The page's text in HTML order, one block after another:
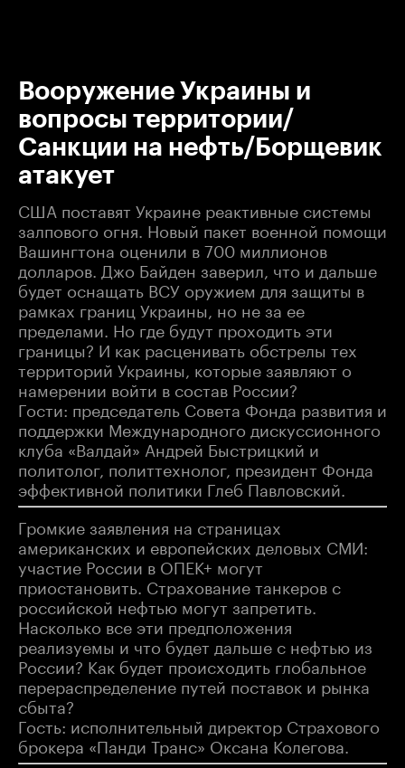
Вооружение Украины и
вопросы территории/
Санкции на нефть/Борщевик
атакует
США поставят Украине реактивные системы
залпового огня. Новый пакет военной помощи
Вашингтона оценили в 700 миллионов
долларов. Джо Байден заверил, что и дальше
будет оснащать ВСУ оружием для защиты в
рамках границ Украины, но не за ее
пределами. Но где будут проходить эти
границы? И как расценивать обстрелы тех
территорий Украины, которые заявляют о
намерении войти в состав России?
Гости: председатель Совета Фонда развития и
поддержки Международного дискуссионного
клуба «Валдай» Андрей Быстрицкий и
политолог, политтехнолог, президент Фонда
эффективной политики Глеб Павловский.
Громкие заявления на страницах
американских и европейских деловых СМИ:
участие России в ОПЕК+ могут
приостановить. Страхование танкеров с
российской нефтью могут запретить.
Насколько все эти предположения
реализуемы и что будет дальше с нефтью из
России? Как будет происходить глобальное
перераспределение путей поставок и рынка
сбыта?
Гость: исполнительный директор Страхового
брокера «Панди Транс» Оксана Колегова.